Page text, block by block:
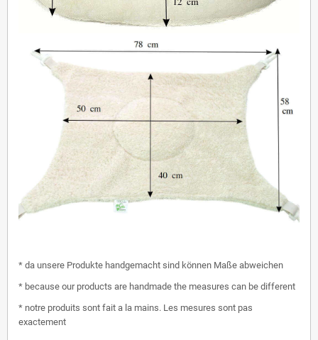
* da unsere Produkte handgemacht sind können Maße abweichen
* because our products are handmade the measures can be different
* notre produits sont fait a la mains. Les mesures sont pas
exactement